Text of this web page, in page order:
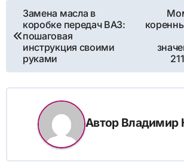
Навигация
по
записям
Замена масла в
коробке передач ВАЗ:
пошаговая
инструкция своими
руками
Автор Владимир